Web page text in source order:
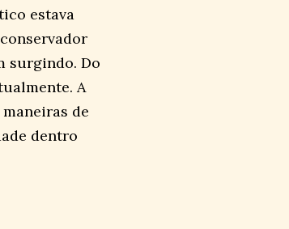
estava
surgindo. Do
A
de
dentro